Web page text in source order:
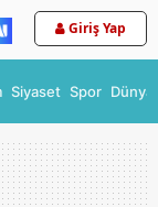
Giriş Yap
Siyaset Spor Dünya